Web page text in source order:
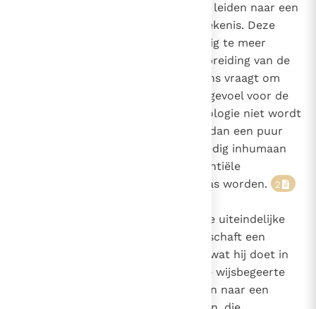
menselijke kennis en actie, en ze leiden naar een
uiteindelijke bestemming en betekenis. Deze
wijsheidsdimensie is tegenwoordig te meer
nodig, omdat de reusachtige uitbreiding van de
technische capaciteit van de mens vraagt om
een vernieuwd en aangescherpt gevoel voor de
laatste waarden. Als deze technologie niet wordt
geordend naar iets dat groter is dan een puur
nuttigheidsdoel, dan zou ze spoedig inhumaan
kunnen blijken en zelfs een potentiële
vernietigster van het menselijk ras worden. 2
Het woord van God openbaart de uiteindelijke
bestemming van de mens en verschaft een
harmoniserende uitleg van alles wat hij doet in
de wereld. Daarom nodigt het de wijsbegeerte
uit om mee te doen in het zoeken naar een